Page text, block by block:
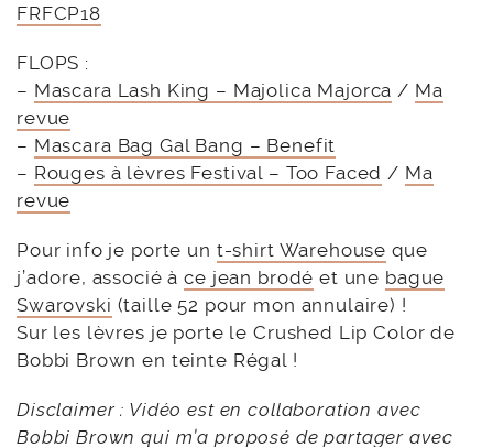
FRFCP18
FLOPS :
– Mascara Lash King – Majolica Majorca / Ma
revue
– Mascara Bag Gal Bang – Benefit
– Rouges à lèvres Festival – Too Faced / Ma
revue
Pour info je porte un t-shirt Warehouse que
j’adore, associé àce jean brodé et une bague
Swarovski (taille 52 pour mon annulaire) !
Sur les lèvres je porte le Crushed Lip Color de
Bobbi Brown en teinte Régal !
Disclaimer : Vidéo est en collaboration avec
Bobbi Brown qui m’a proposé de partager avec